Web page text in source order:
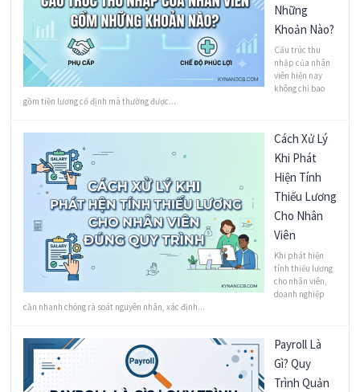
Những
Khoản Nào?
Cấu trúc thu
nhập của nhân
viên hiện nay
không chỉ bao
gồm tiền lương cố định mà thường được...
Cách Xử Lý
Khi Phát
Hiện Tính
Thiếu Lương
Cho Nhân
Viên
Khi phát hiện
tính thiếu lương
cho nhân viên,
doanh nghiệp
cần nhanh chóng rà soát nguyên nhân, xác định...
Payroll Là
Gì? Quy
Trình Quản